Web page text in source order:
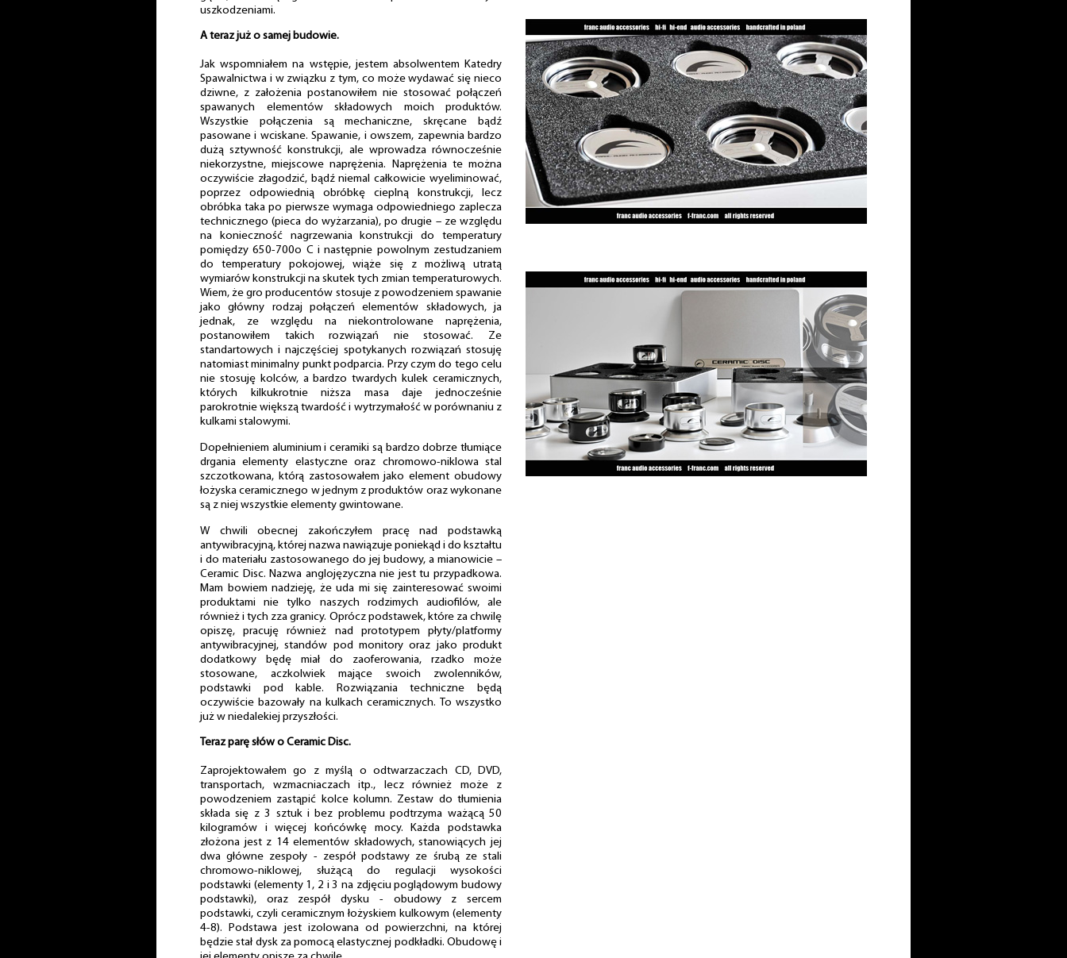
uszkodzeniami.
A teraz już o samej budowie.
Jak wspomniałem na wstępie, jestem absolwentem Katedry
Spawalnictwa i w związku z tym, co może wydawać się nieco
dziwne, z założenia postanowiłem nie stosować połączeń
spawanych elementów składowych moich produktów.
Wszystkie połączenia są mechaniczne, skręcane bądź
pasowane i wciskane. Spawanie, i owszem, zapewnia bardzo
dużą sztywność konstrukcji, ale wprowadza równocześnie
niekorzystne, miejscowe naprężenia. Naprężenia te można
oczywiście złagodzić, bądź niemal całkowicie wyeliminować,
poprzez odpowiednią obróbkę cieplną konstrukcji, lecz
obróbka taka po pierwsze wymaga odpowiedniego zaplecza
technicznego (pieca do wyżarzania), po drugie – ze względu
na konieczność nagrzewania konstrukcji do temperatury
pomiędzy 650-700o C i następnie powolnym zestudzaniem
do temperatury pokojowej, wiąże się z możliwą utratą
wymiarów konstrukcji na skutek tych zmian temperaturowych.
Wiem, że gro producentów stosuje z powodzeniem spawanie
jako główny rodzaj połączeń elementów składowych, ja
jednak, ze względu na niekontrolowane naprężenia,
postanowiłem takich rozwiązań nie stosować. Ze
standartowych i najczęściej spotykanych rozwiązań stosuję
natomiast minimalny punkt podparcia. Przy czym do tego celu
nie stosuję kolców, a bardzo twardych kulek ceramicznych,
których kilkukrotnie niższa masa daje jednocześnie
parokrotnie większą twardość i wytrzymałość w porównaniu z
kulkami stalowymi.
Dopełnieniem aluminium i ceramiki są bardzo dobrze tłumiące
drgania elementy elastyczne oraz chromowo-niklowa stal
szczotkowana, którą zastosowałem jako element obudowy
łożyska ceramicznego w jednym z produktów oraz wykonane
są z niej wszystkie elementy gwintowane.
W chwili obecnej zakończyłem pracę nad podstawką
antywibracyjną, której nazwa nawiązuje poniekąd i do kształtu
i do materiału zastosowanego do jej budowy, a mianowicie –
Ceramic Disc. Nazwa anglojęzyczna nie jest tu przypadkowa.
Mam bowiem nadzieję, że uda mi się zainteresować swoimi
produktami nie tylko naszych rodzimych audiofilów, ale
również i tych zza granicy. Oprócz podstawek, które za chwilę
opiszę, pracuję również nad prototypem płyty/platformy
antywibracyjnej, standów pod monitory oraz jako produkt
dodatkowy będę miał do zaoferowania, rzadko może
stosowane, aczkolwiek mające swoich zwolenników,
podstawki pod kable. Rozwiązania techniczne będą
oczywiście bazowały na kulkach ceramicznych. To wszystko
już w niedalekiej przyszłości.
Teraz parę słów o Ceramic Disc.
Zaprojektowałem go z myślą o odtwarzaczach CD, DVD,
transportach, wzmacniaczach itp., lecz również może z
powodzeniem zastąpić kolce kolumn. Zestaw do tłumienia
składa się z 3 sztuk i bez problemu podtrzyma ważącą 50
kilogramów i więcej końcówkę mocy. Każda podstawka
złożona jest z 14 elementów składowych, stanowiących jej
dwa główne zespoły - zespół podstawy ze śrubą ze stali
chromowo-niklowej, służącą do regulacji wysokości
podstawki (elementy 1, 2 i 3 na zdjęciu poglądowym budowy
podstawki), oraz zespół dysku - obudowy z sercem
podstawki, czyli ceramicznym łożyskiem kulkowym (elementy
4-8). Podstawa jest izolowana od powierzchni, na której
będzie stał dysk za pomocą elastycznej podkładki. Obudowę i